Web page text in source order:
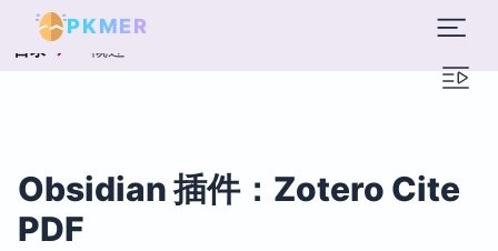
PKMER
目录 概述
Obsidian 插件：Zotero Cite
PDF